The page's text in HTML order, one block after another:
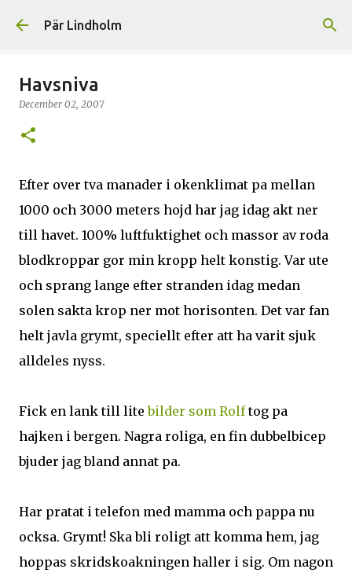
Skip to main content
Pär Lindholm
Havsniva
December 02, 2007
Efter over tva manader i okenklimat pa mellan
1000 och 3000 meters hojd har jag idag akt ner
till havet. 100% luftfuktighet och massor av roda
blodkroppar gor min kropp helt konstig. Var ute
och sprang lange efter stranden idag medan
solen sakta krop ner mot horisonten. Det var fan
helt javla grymt, speciellt efter att ha varit sjuk
alldeles nyss.
Fick en lank till litebilder som Rolftog pa
hajken i bergen. Nagra roliga, en fin dubbelbicep
bjuder jag bland annat pa.
Har pratat i telefon med mamma och pappa nu
ocksa. Grymt! Ska bli roligt att komma hem, jag
hoppas skridskoakningen haller i sig. Om nagon